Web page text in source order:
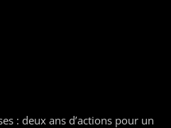
: deux ans d’actions pour un